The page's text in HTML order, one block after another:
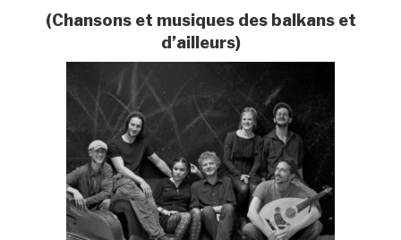
(Chansons et musiques des balkans et
d’ailleurs)